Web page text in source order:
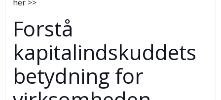
her >>
Forstå
kapitalindskuddets
betydning for